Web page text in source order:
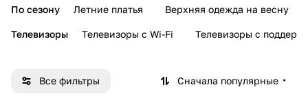
По сезону Летние платья Верхняя одежда на весну
Телевизоры Телевизоры с Wi-Fi Телевизоры с
Все фильтры Сначала популярные